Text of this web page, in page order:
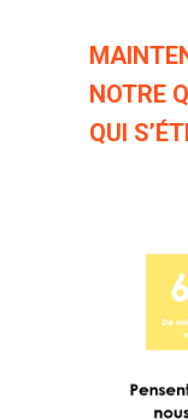
NOTRE
QUI